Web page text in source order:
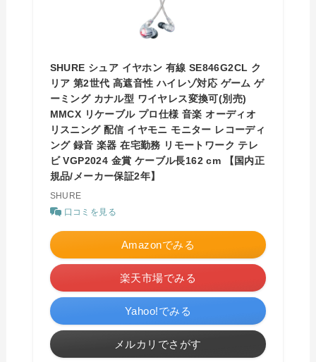
SHURE シュア イヤホン 有線 SE846G2CL ク
リア 第2世代 高遮音性 ハイレゾ対応 ゲーム ゲ
ーミング カナル型 ワイヤレス変換可(別売)
MMCX リケーブル プロ仕様 音楽 オーディオ
リスニング 配信 イヤモニ モニター レコーディ
ング 録音 楽器 在宅勤務 リモートワーク テレ
ビ VGP2024 金賞 ケーブル長162 cm 【国内正
規品/メーカー保証2年】
SHURE
口コミを見る
Amazonでみる
楽天市場でみる
Yahoo!でみる
メルカリでさがす